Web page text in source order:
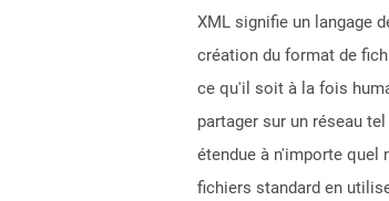
XML signifie un langage
création du format de
ce qu'il soit à la fois
partager sur un réseau
étendue à n'importe
fichiers standard en